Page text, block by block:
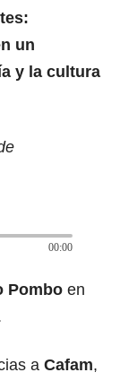
un
y la cultura
00:00
Pombo en
a Cafam,